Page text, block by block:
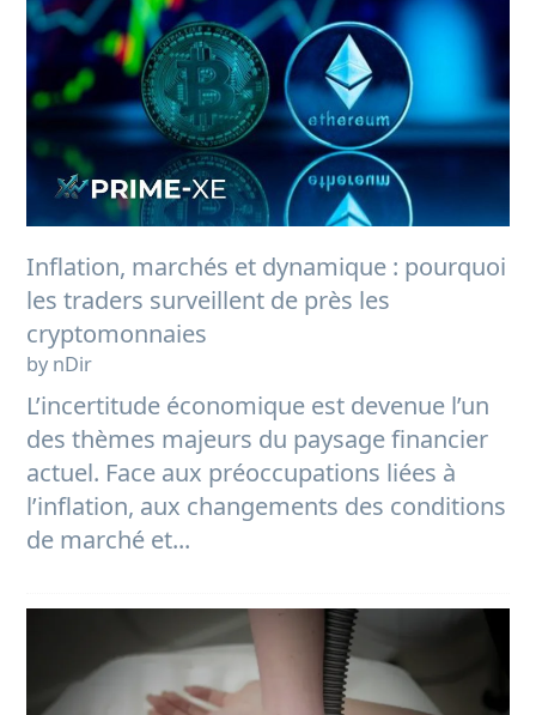
Inflation, marchés et dynamique : pourquoi
les traders surveillent de près les
cryptomonnaies
by nDir
L’incertitude économique est devenue l’un
des thèmes majeurs du paysage financier
actuel. Face aux préoccupations liées à
l’inflation, aux changements des conditions
de marché et...